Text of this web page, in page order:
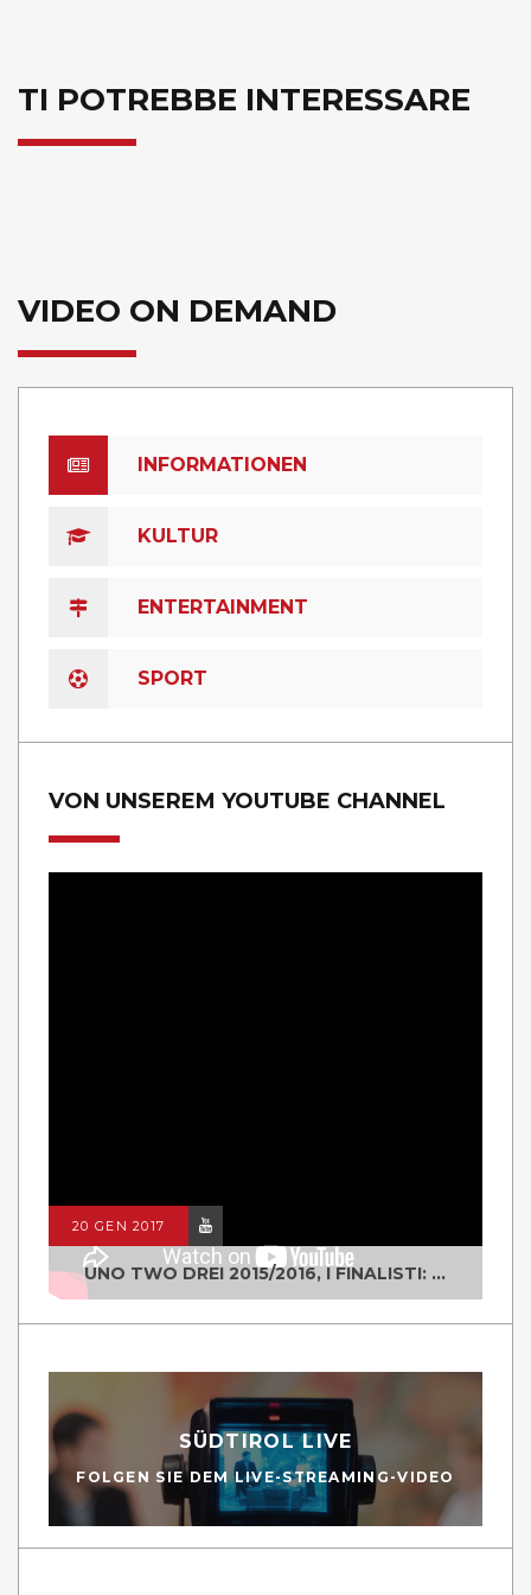
TI POTREBBE INTERESSARE
VIDEO ON DEMAND
INFORMATIONEN
KULTUR
ENTERTAINMENT
SPORT
VON UNSEREM YOUTUBE CHANNEL
20 GEN 2017
UNO TWO DREI 2015/2016, I FINALISTI: CLASSE IV ALS ISTITUTO "DEGASPERI" BORGO VALSUGANA
SÜDTIROL LIVE
FOLGEN SIE DEM LIVE-STREAMING-VIDEO